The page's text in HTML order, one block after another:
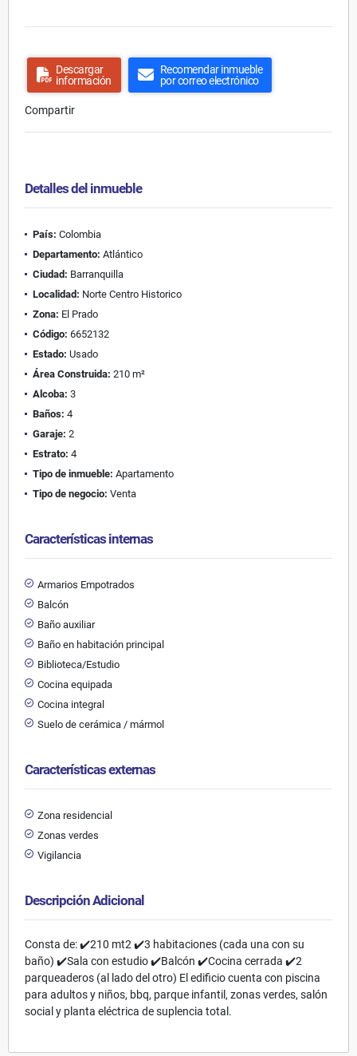
Descargar
información
Recomendar inmueble
por correo electrónico
Compartir
Detalles del inmueble
País: Colombia
Departamento: Atlántico
Ciudad: Barranquilla
Localidad: Norte Centro Historico
Zona: El Prado
Código: 6652132
Estado: Usado
Área Construida: 210 m²
Alcoba: 3
Baños: 4
Garaje: 2
Estrato: 4
Tipo de inmueble: Apartamento
Tipo de negocio: Venta
Características internas
Armarios Empotrados
Balcón
Baño auxiliar
Baño en habitación principal
Biblioteca/Estudio
Cocina equipada
Cocina integral
Suelo de cerámica / mármol
Características externas
Zona residencial
Zonas verdes
Vigilancia
Descripción Adicional
Consta de: ✔️210 mt2 ✔️3 habitaciones (cada una con su
baño) ✔️Sala con estudio ✔️Balcón ✔️Cocina cerrada ✔️2
parqueaderos (al lado del otro) El edificio cuenta con piscina
para adultos y niños, bbq, parque infantil, zonas verdes, salón
social y planta eléctrica de suplencia total.